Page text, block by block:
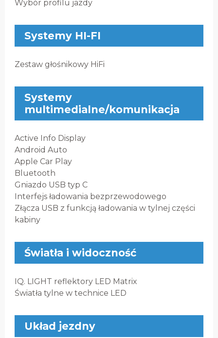
Wybór profilu jazdy
Systemy HI-FI
Zestaw głośnikowy HiFi
Systemy
multimedialne/komunikacja
Active Info Display
Android Auto
Apple Car Play
Bluetooth
Gniazdo USB typ C
Interfejs ładowania bezprzewodowego
Złącza USB z funkcją ładowania w tylnej części
kabiny
Światła i widoczność
IQ. LIGHT reflektory LED Matrix
Światła tylne w technice LED
Układ jezdny